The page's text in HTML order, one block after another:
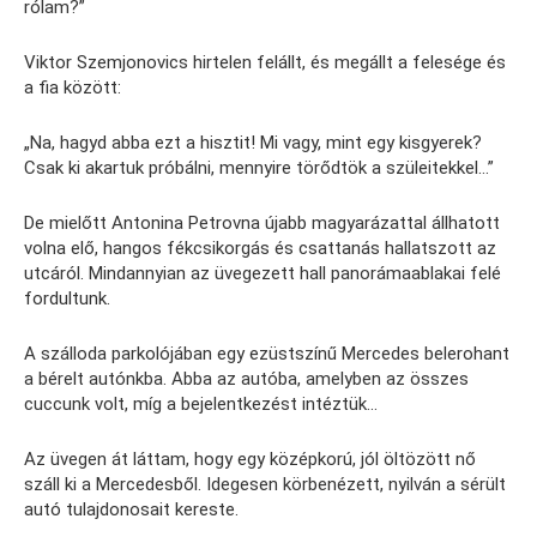
rólam?”
Viktor Szemjonovics hirtelen felállt, és megállt a felesége és
a fia között:
„Na, hagyd abba ezt a hisztit! Mi vagy, mint egy kisgyerek?
Csak ki akartuk próbálni, mennyire törődtök a szüleitekkel…”
De mielőtt Antonina Petrovna újabb magyarázattal állhatott
volna elő, hangos fékcsikorgás és csattanás hallatszott az
utcáról. Mindannyian az üvegezett hall panorámaablakai felé
fordultunk.
A szálloda parkolójában egy ezüstszínű Mercedes belerohant
a bérelt autónkba. Abba az autóba, amelyben az összes
cuccunk volt, míg a bejelentkezést intéztük…
Az üvegen át láttam, hogy egy középkorú, jól öltözött nő
száll ki a Mercedesből. Idegesen körbenézett, nyilván a sérült
autó tulajdonosait kereste.